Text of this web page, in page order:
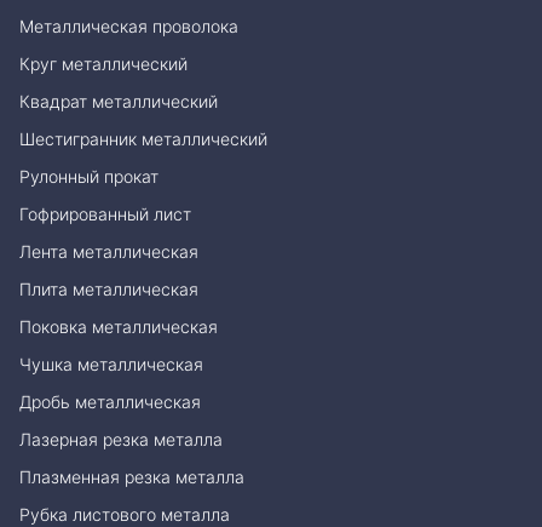
Металлическая проволока
Круг металлический
Квадрат металлический
Шестигранник металлический
Рулонный прокат
Гофрированный лист
Лента металлическая
Плита металлическая
Поковка металлическая
Чушка металлическая
Дробь металлическая
Лазерная резка металла
Плазменная резка металла
Рубка листового металла